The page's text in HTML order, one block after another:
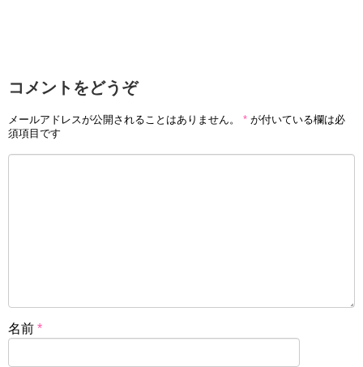
コメントをどうぞ
メールアドレスが公開されることはありません。 * が付いている欄は必
須項目です
名前 *